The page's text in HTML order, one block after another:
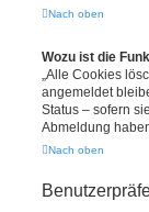
Nach oben
Wozu ist die
„Alle Cookies
angemeldet
Status – sofern
Abmeldung
Nach oben